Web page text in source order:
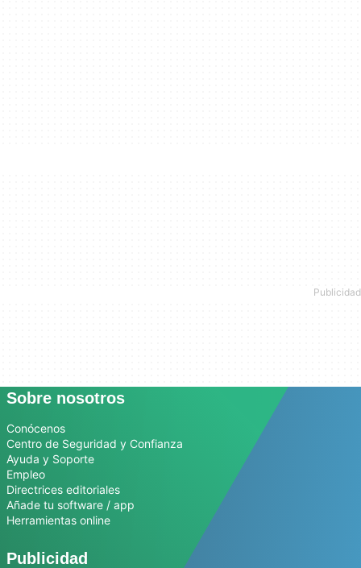
Sobre nosotros
Conócenos
Centro de Seguridad y Confianza
Ayuda y Soporte
Empleo
Directrices editoriales
Añade tu software / app
Herramientas online
Publicidad